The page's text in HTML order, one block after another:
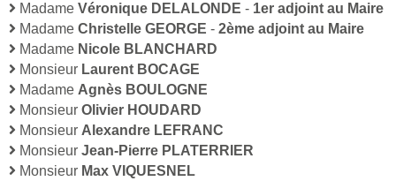
Madame Véronique DELALONDE - 1er adjoint au Maire
Madame Christelle GEORGE - 2ème adjoint au Maire
Madame Nicole BLANCHARD
Monsieur Laurent BOCAGE
Madame Agnès BOULOGNE
Monsieur Olivier HOUDARD
Monsieur Alexandre LEFRANC
Monsieur Jean-Pierre PLATERRIER
Monsieur Max VIQUESNEL